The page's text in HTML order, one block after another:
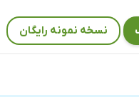
نسخه نمونه رایگان